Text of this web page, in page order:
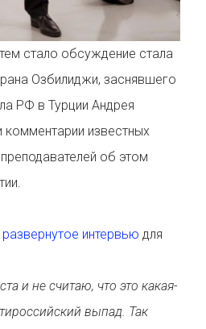
стало обсуждение стала
Озбилиджи, заснявшего
РФ в Турции Андрея
известных
об этом
развернутое интервью для
и не считаю, что это какая-
выпад. Так